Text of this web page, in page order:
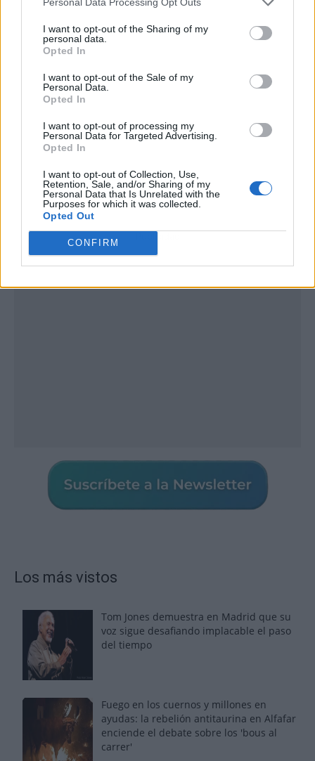
I want to opt-out of the Sharing of my
personal data.
Opted In
I want to opt-out of the Sale of my
Personal Data.
Opted In
I want to opt-out of processing my
Personal Data for Targeted Advertising.
Opted In
I want to opt-out of Collection, Use,
Retention, Sale, and/or Sharing of my
Personal Data that Is Unrelated with the
Purposes for which it was collected.
Opted Out
CONFIRM
Publicidad
Los más vistos
Tom Jones demuestra en Madrid que su
voz sigue desafiando implacable el paso
del tiempo
Fuego en los cuernos y millones en
ayudas: la rebelión antitaurina en Alfafar
enciende el debate sobre los 'bous al
carrer'